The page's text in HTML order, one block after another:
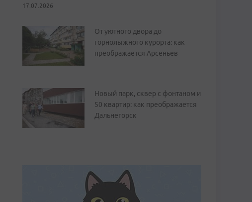
17.07.2026
От уютного двора до
горнолыжного курорта: как
преображается Арсеньев
Новый парк, сквер с фонтаном и
50 квартир: как преображается
Дальнегорск